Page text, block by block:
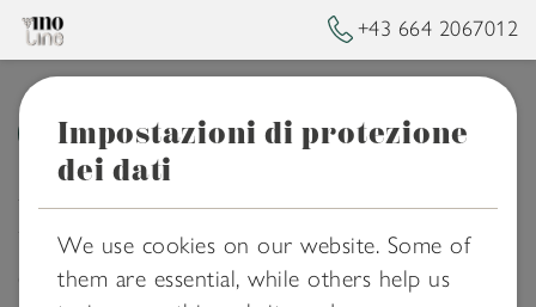
+43 664 2067012
BACK TO HOMEPAGE
Maxim Danilov
capo sviluppatore
Impostazioni di protezione
dei dati
We use cookies on our website. Some of
them are essential, while others help us